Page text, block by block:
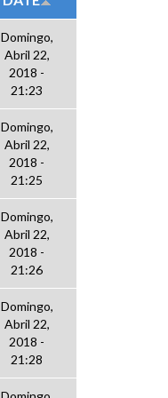
Domingo,
Abril 22,
2018 -
21:23
Domingo,
Abril 22,
2018 -
21:25
Domingo,
Abril 22,
2018 -
21:26
Domingo,
Abril 22,
2018 -
21:28